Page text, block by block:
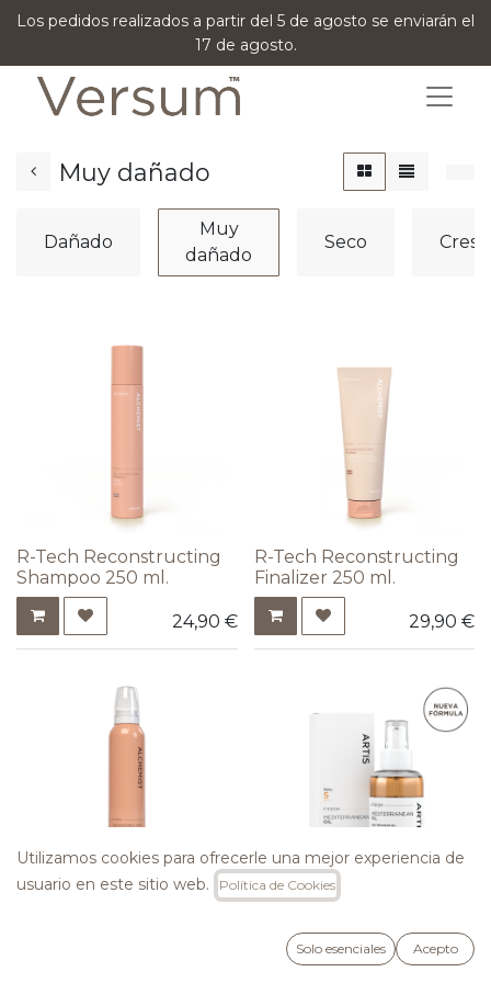
Los pedidos realizados a partir del 5 de agosto se enviarán el
17 de agosto.
Muy dañado
Dañado
Muy
dañado
Seco
R-Tech Reconstructing
Shampoo 250 ml.
24,90 €
R-Tech Reconstructing
Finalizer 250 ml.
29,90 €
R-Tech Reconstructing
38,90€
Utilizamos cookies para ofrecerle una mejor experiencia de
usuario en este sitio web.
Política de Cookies
Solo esenciales Acepto